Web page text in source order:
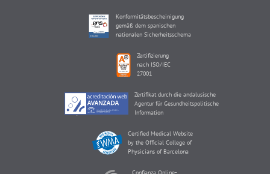
Konformitätsbescheinigung
gemäß dem spanischen
nationalen Sicherheitsschema
Zertifizierung
nach ISO/IEC
27001
Zertifikat durch die andalusische
Agentur für Gesundheitspolitische
Information
Certified Medical Website
by the Official College of
Physicians of Barcelona